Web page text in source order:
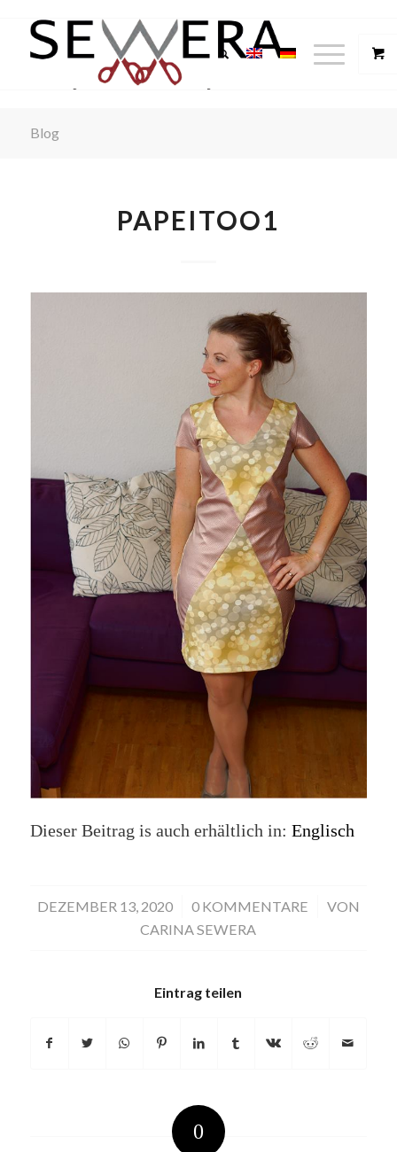
Blog
PAPEITOO1
Dieser Beitrag is auch erhältlich in: Englisch
DEZEMBER 13, 2020
/ 0 KOMMENTARE
/
VON
CARINA SEWERA
Eintrag teilen
0